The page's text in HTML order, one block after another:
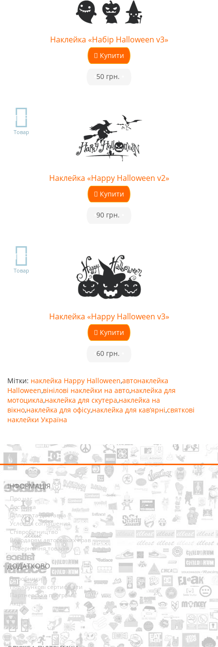
Наклейка «Набір Halloween v3»
Купити
50 грн.
TOP
Товар
Наклейка «Happy Halloween v2»
Купити
90 грн.
TOP
Товар
Наклейка «Happy Halloween v3»
Купити
60 грн.
Мітки: наклейка Happy Halloween,автонаклейка
Halloween,вінілові наклейки на авто,наклейка для
мотоцикла,наклейка для скутера,наклейка на
вікно,наклейка для офісу,наклейка для кав’ярні,святкові
наклейки Україна
ІНФОРМАЦІЯ
Про нас
Доставка
Оплата та Доставка
Условия соглашения
Співробітництво
Володарям авторських прав
Повернення товарів
ДОДАТКОВО
Виробники
Подарункові сертифікати
Партнерська програма
Акції